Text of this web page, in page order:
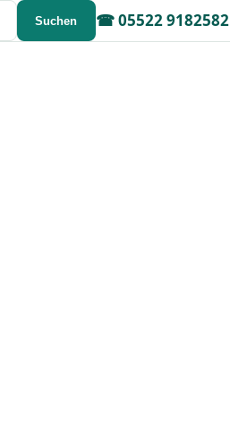
☎05522 9182582
Suchen